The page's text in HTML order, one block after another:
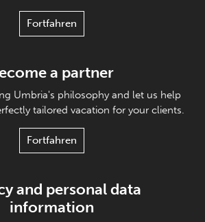
Fortfahren
a partner
Umbria's philosophy and let us help
tailored vacation for your clients.
Fortfahren
and personal data
information